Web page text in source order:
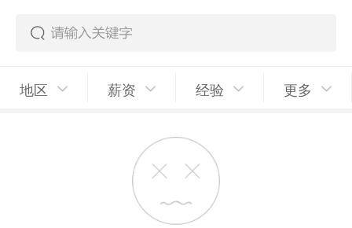
地区 薪资 经验 更多